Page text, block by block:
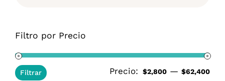
Filtro por Precio
Filtrar Precio: $2,800 —$62,400